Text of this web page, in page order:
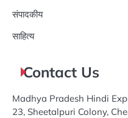
संपादकीय
साहित्य
Contact Us
Madhya Pradesh Hindi
23, Sheetalpuri Colony,